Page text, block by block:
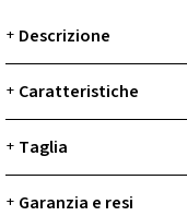
+ Descrizione
+ Caratteristiche
+ Taglia
+ Garanzia e resi